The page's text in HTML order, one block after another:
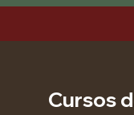
Cursos